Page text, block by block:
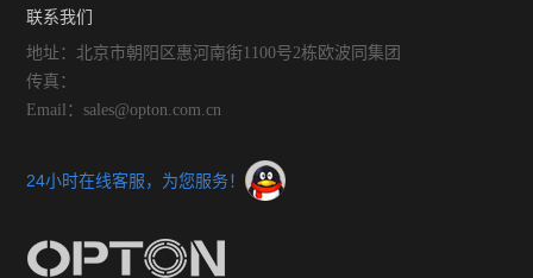
联系我们
地址：北京市朝阳区惠河南街1100号2栋欧波同集团
传真：
Email：sales@opton.com.cn
24小时在线客服，为您服务！